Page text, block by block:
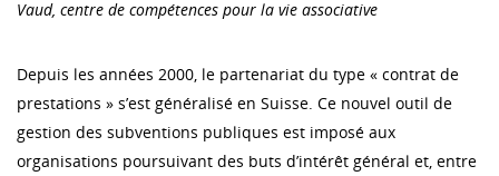
Vaud, centre de compétences pour la vie associative
Depuis les années 2000, le partenariat du type « contrat de
prestations » s’est généralisé en Suisse. Ce nouvel outil de
gestion des subventions publiques est imposé aux
organisations poursuivant des buts d’intérêt général et, entre